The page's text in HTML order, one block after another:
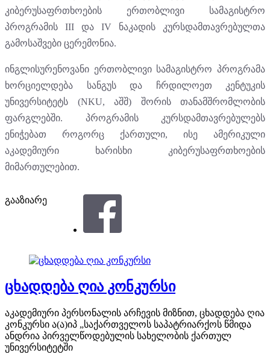
კიბერუსაფრთხოების ერთობლივი სამაგისტრო
პროგრამის III და IV ნაკადის კურსდამთავრებულთა
გამოსაშვები ცერემონია.
ინგლისურენოვანი ერთობლივი სამაგისტრო პროგრამა
ხორციელდება სანგუს და ჩრდილოეთ კენტუკის
უნივერსიტეტს (NKU, აშშ) შორის თანამშრომლობის
ფარგლებში. პროგრამის კურსდამთავრებულებს
ენიჭებათ როგორც ქართული, ისე ამერიკული
აკადემიური ხარისხი კიბერუსაფრთხოების
მიმართულებით.
გააზიარე
ცხადდება ღია კონკურსი
აკადემიური პერსონალის არჩევის მიზნით, ცხადდება ღია
კონკურსი ა(ა)იპ „საქართველოს საპატრიარქოს წმიდა
ანდრია პირველწოდებულის სახელობის ქართულ
უნივერსიტეტში